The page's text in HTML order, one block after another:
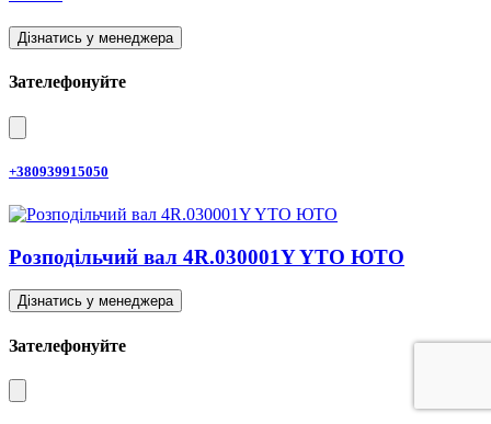
Дізнатись у менеджера
Зателефонуйте
+380939915050
Розподільчий вал 4R.030001Y YTO ЮТО
Дізнатись у менеджера
Зателефонуйте